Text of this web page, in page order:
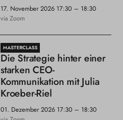
17. November 2026 17:30 – 18:30
via Zoom
MASTERCLASS
Die Strategie hinter einer
starken CEO-
Kommunikation mit Julia
Kroeber-Riel
01. Dezember 2026 17:30 – 18:30